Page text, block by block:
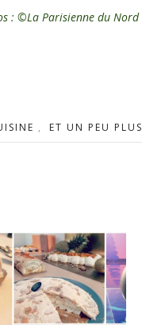
: ©La Parisienne du Nord
, ET UN PEU PLUS